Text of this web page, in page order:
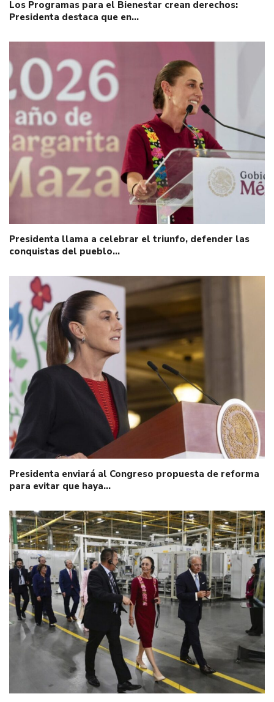
Los Programas para el Bienestar crean derechos:
Presidenta destaca que en…
Presidenta llama a celebrar el triunfo, defender las
conquistas del pueblo…
Presidenta enviará al Congreso propuesta de reforma
para evitar que haya…